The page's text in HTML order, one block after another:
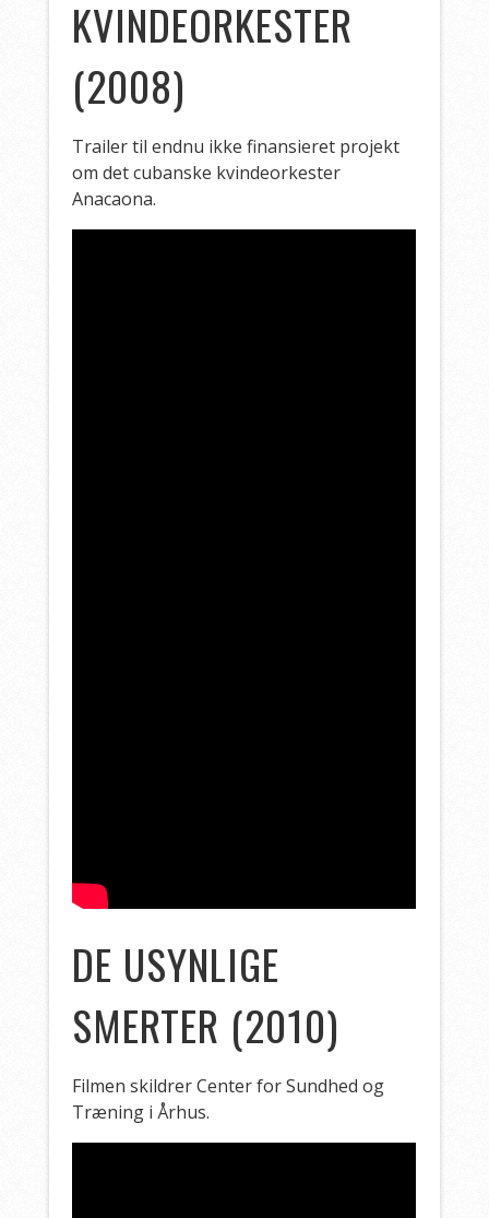
KVINDEORKESTER
(2008)
Trailer til endnu ikke finansieret projekt
om det cubanske kvindeorkester
Anacaona.
DE USYNLIGE
SMERTER (2010)
Filmen skildrer Center for Sundhed og
Træning i Århus.